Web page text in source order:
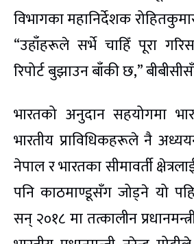
विभागका महानिर्देशक
“उहाँहरूले सर्भे चाहिँ पूरा
रिपोर्ट बुझाउन बाँकी छ,”
भारतको अनुदान सहयोगमा
भारतीय प्राविधिकहरूले नै
नेपाल र भारतका सीमावर्ती
पनि काठमाण्डूसँग जोड्ने यो
सन् २०१८ मा तत्कालीन